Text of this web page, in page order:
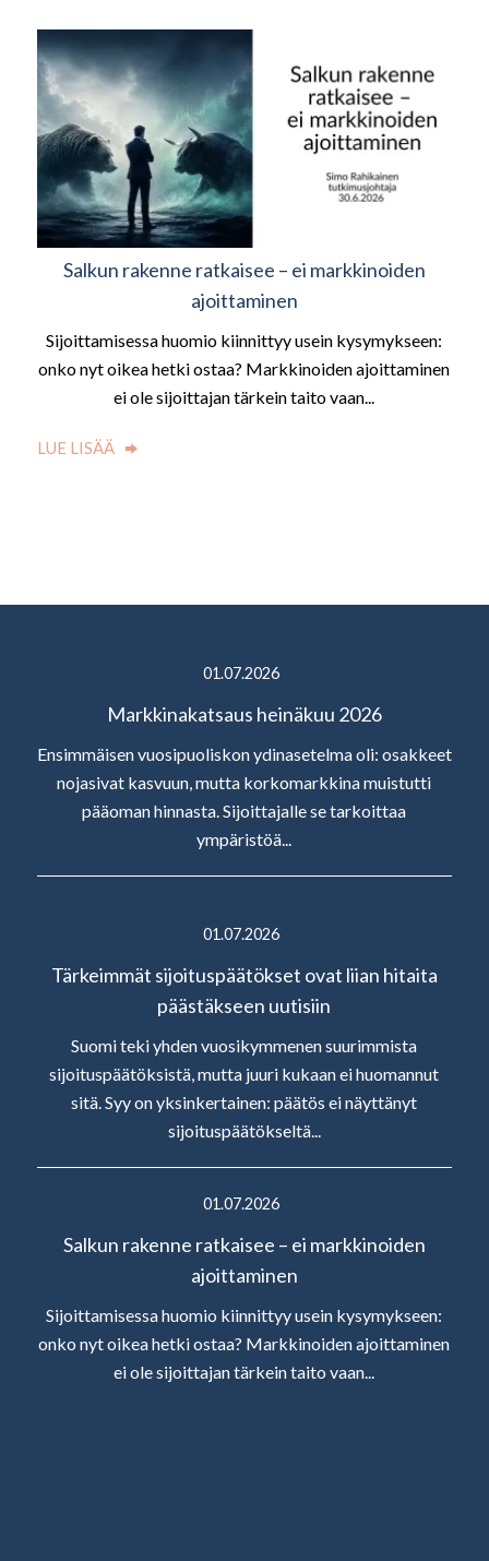
Salkun rakenne ratkaisee – ei markkinoiden
ajoittaminen
Sijoittamisessa huomio kiinnittyy usein kysymykseen:
onko nyt oikea hetki ostaa? Markkinoiden ajoittaminen
ei ole sijoittajan tärkein taito vaan...
LUE LISÄÄ
01.07.2026
Markkinakatsaus heinäkuu 2026
Ensimmäisen vuosipuoliskon ydinasetelma oli: osakkeet
nojasivat kasvuun, mutta korkomarkkina muistutti
pääoman hinnasta. Sijoittajalle se tarkoittaa
ympäristöä...
01.07.2026
Tärkeimmät sijoituspäätökset ovat liian hitaita
päästäkseen uutisiin
Suomi teki yhden vuosikymmenen suurimmista
sijoituspäätöksistä, mutta juuri kukaan ei huomannut
sitä. Syy on yksinkertainen: päätös ei näyttänyt
sijoituspäätökseltä...
01.07.2026
Salkun rakenne ratkaisee – ei markkinoiden
ajoittaminen
Sijoittamisessa huomio kiinnittyy usein kysymykseen:
onko nyt oikea hetki ostaa? Markkinoiden ajoittaminen
ei ole sijoittajan tärkein taito vaan...